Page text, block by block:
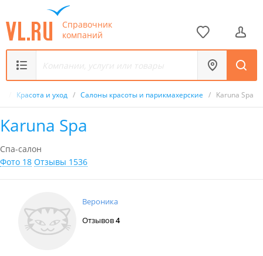
Справочник
компаний
Красота и уход / Салоны красоты и парикмахерские / Karuna Spa
Karuna Spa
Спа-салон
Фото 18 Отзывы 1536
Вероника
Отзывов4